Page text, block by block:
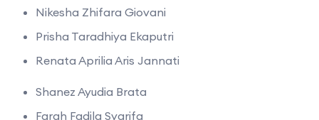
Nikesha Zhifara Giovani
Prisha Taradhiya Ekaputri
Renata Aprilia Aris Jannati
Shanez Ayudia Brata
Farah Fadila Syarifa